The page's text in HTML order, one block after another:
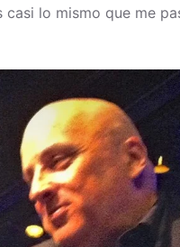
lo mismo que me